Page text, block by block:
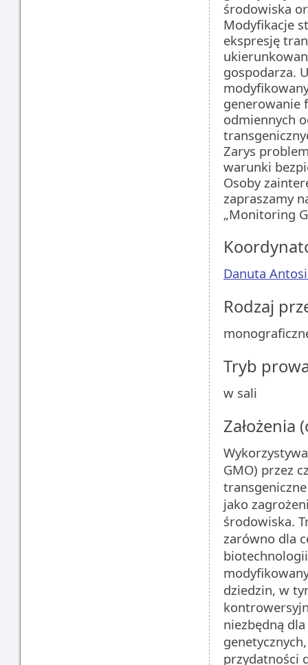
środowiska
Modyfikacje
ekspresję
gospodarza.
generowanie
odmiennych
Zarys
warunki
Osoby
zapraszamy
„Monitoring
Danuta
Rodzaj
Tryb
w sali
Założenia
GMO) przez
jako
środowiska.
zarówno dla
dziedzin, w
niezbędną
przydatności